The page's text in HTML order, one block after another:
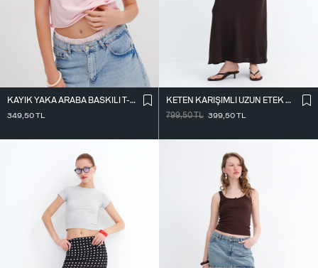
KAYIK YAKA ARABA BASKILI T-SHIRT P1802
349,50TL
KETEN KARIŞIMLI UZUN ETEK E18087
799,50TL 399,50TL